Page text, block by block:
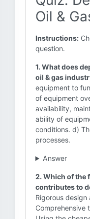
Oil &
Instructions:
question.
1. What does
oil & gas
equipment to
of equipment
availability,
ability of
conditions. d)
processes.
Answer
2. Which of the
contributes to
Rigorous
Comprehensive